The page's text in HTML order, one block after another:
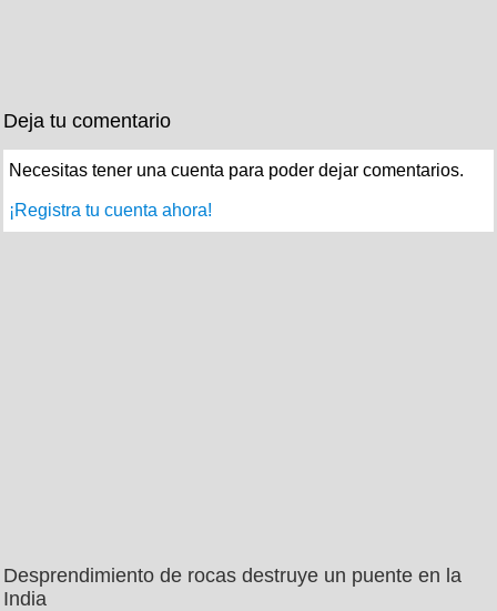
Deja tu comentario
Necesitas tener una cuenta para poder dejar comentarios.
¡Registra tu cuenta ahora!
Desprendimiento de rocas destruye un puente en la
India